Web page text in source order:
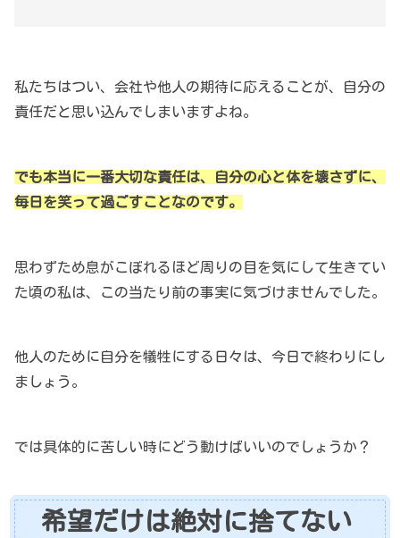
私たちはつい、会社や他人の期待に応えることが、自分の
責任だと思い込んでしまいますよね。
でも本当に一番大切な責任は、自分の心と体を壊さずに、
毎日を笑って過ごすことなのです。
思わずため息がこぼれるほど周りの目を気にして生きてい
た頃の私は、この当たり前の事実に気づけませんでした。
他人のために自分を犠牲にする日々は、今日で終わりにし
ましょう。
では具体的に苦しい時にどう動けばいいのでしょうか？
希望だけは絶対に捨てない